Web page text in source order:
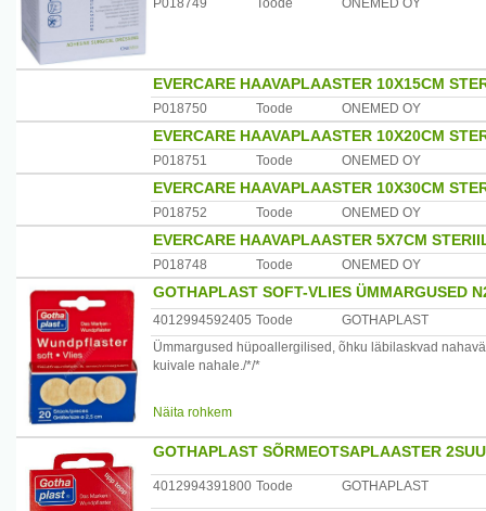
Koostis: puuäädikas 12%, bambusäädikas 50%,
Maaletooja: Joy of Life OÜ, Narva mnt. 7D, 10117
P018749 Toode ONEMED OY
EVERCARE HAAVAPLAASTER 10X15CM
P018750 Toode ONEMED OY
EVERCARE HAAVAPLAASTER 10X20CM
P018751 Toode ONEMED OY
EVERCARE HAAVAPLAASTER 10X30CM
P018752 Toode ONEMED OY
EVERCARE HAAVAPLAASTER 5X7CM
P018748 Toode ONEMED OY
GOTHAPLAST SOFT-VLIES ÜMMARGUSED
4012994592405 Toode
GOTHAPLAST
Ümmargused hüpoallergilised, õhku läbilaskvad
kuivale nahale./*/*
Maaletooja: Vivax OÜ
Näita rohkem
GOTHAPLAST SÕRMEOTSAPLAASTER
4012994391800 Toode GOTHAPLAST